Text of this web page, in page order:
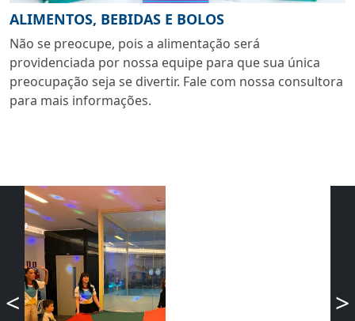
ALIMENTOS, BEBIDAS E BOLOS
Não se preocupe, pois a alimentação será
providenciada por nossa equipe para que sua única
preocupação seja se divertir. Fale com nossa consultora
para mais informações.
< >